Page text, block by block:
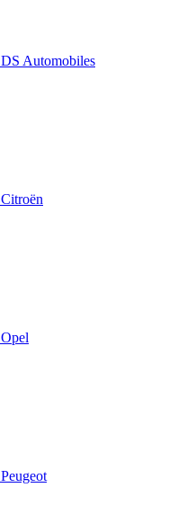
DS Automobiles
Citroën
Opel
Peugeot